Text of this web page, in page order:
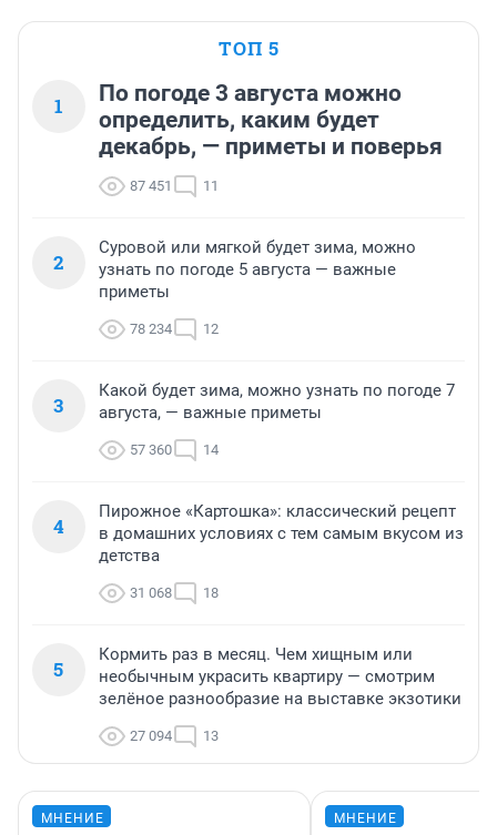
ТОП 5
1
По погоде 3 августа можно
определить, каким будет
декабрь, — приметы и поверья
87 451 11
2
Суровой или мягкой будет зима, можно
узнать по погоде 5 августа — важные
приметы
78 234 12
3
Какой будет зима, можно узнать по погоде 7
августа, — важные приметы
57 360 14
4
Пирожное «Картошка»: классический рецепт
в домашних условиях с тем самым вкусом из
детства
31 068 18
5
Кормить раз в месяц. Чем хищным или
необычным украсить квартиру — смотрим
зелёное разнообразие на выставке экзотики
27 094 13
МНЕНИЕ МНЕНИЕ